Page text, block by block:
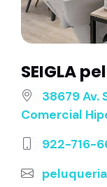
SEIGLA
38679 Av.
Comercial
922-716-